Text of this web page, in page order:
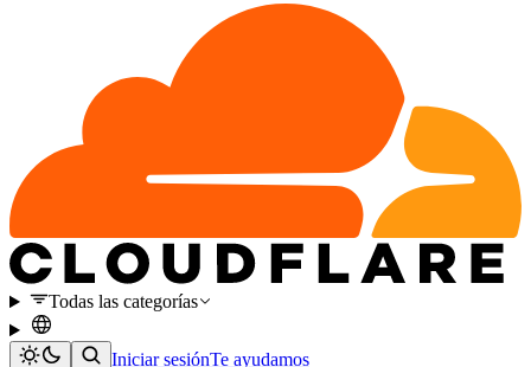
Todas las categorías
Iniciar sesiónTe ayudamos